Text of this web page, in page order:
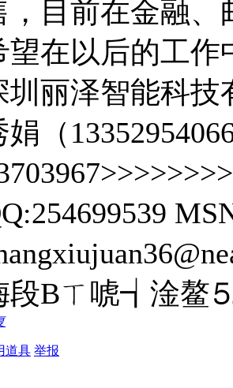
，目前在金融、
望在以后的工作
圳丽泽智能科技
娟（
段Вㄒ唬┪淦鳌
道具 举报